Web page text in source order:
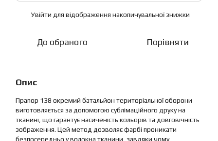
Увійти для відображення накопичувальної знижки
До обраного Порівняти
Опис
Прапор 138 окремий батальйон територіальної оборони
виготовляється за допомогою сублімаційного друку на
тканині, що гарантує насиченість кольорів та довговічність
зображення. Цей метод дозволяє фарбі проникати
безпосередньо у волокна тканини, завдяки чому